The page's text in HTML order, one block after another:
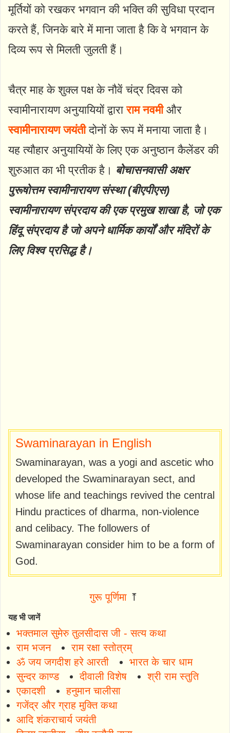
मूर्तियों को रखकर भगवान की भक्ति की सुविधा प्रदान
करते हैं, जिनके बारे में माना जाता है कि वे भगवान के
दिव्य रूप से मिलती जुलती हैं।
चैत्र माह के शुक्ल पक्ष के नौवें चंद्र दिवस को
स्वामीनारायण अनुयायियों द्वाराराम नवमीऔर
स्वामीनारायण जयंती दोनों के रूप में मनाया जाता है।
यह त्यौहार अनुयायियों के लिए एक अनुष्ठान कैलेंडर की
शुरुआत का भी प्रतीक है। बोचासनवासी अक्षर
पुरूषोत्तम स्वामीनारायण संस्था (बीएपीएस)
स्वामीनारायण संप्रदाय की एक प्रमुख शाखा है, जो एक
हिंदू संप्रदाय है जो अपने धार्मिक कार्यों और मंदिरों के
लिए विश्व प्रसिद्ध है।
Swaminarayan in English
Swaminarayan, was a yogi and ascetic who
developed the Swaminarayan sect, and
whose life and teachings revived the central
Hindu practices of dharma, non-violence
and celibacy. The followers of
Swaminarayan consider him to be a form of
God.
गुरू पूर्णिमा⤒
यह भी जानें
भक्तमाल सुमेरु तुलसीदास जी - सत्य कथा
राम भजन
राम रक्षा स्तोत्रम्
ॐ जय जगदीश हरे आरती
भारत के चार धाम
सुन्दर काण्ड
दीवाली विशेष
श्री राम स्तुति
एकादशी
हनुमान चालीसा
गजेंद्र और ग्राह मुक्ति कथा
आदि शंकराचार्य जयंती